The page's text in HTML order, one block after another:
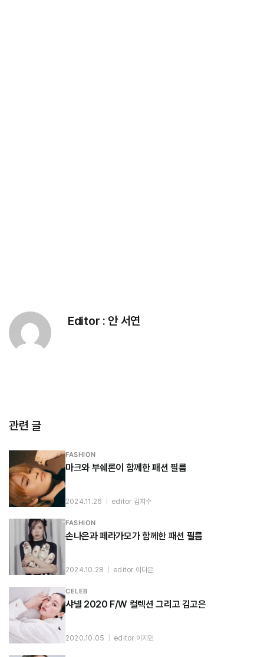
Editor : 안 서연
관련 글
FASHION
마크와 부쉐론이 함께한 패션 필름
2024.11.26 editor 김지수
FASHION
손나은과 페라가모가 함께한 패션 필름
2024.10.28 editor 이다은
CELEB
샤넬 2020 F/W 컬렉션 그리고 김고은
2020.10.05 editor 이지민